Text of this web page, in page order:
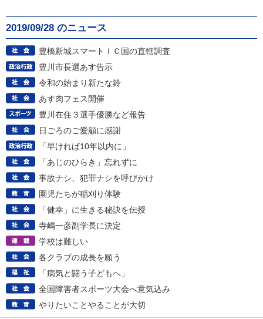
2019/09/28 のニュース
豊橋新城スマートＩＣ国の直轄調査
豊川市長選あす告示
令和の始まり新たな鈴
あす肉フェス開催
豊川在住３選手優勝など報告
日ごろのご愛顧に感謝
「早ければ10年以内に」
「あじのひらき」忘れずに
事故ナシ、犯罪ナシを呼びかけ
園児たちが稲刈り体験
「健幸」に生きる秘訣を伝授
寺嶋一彦副学長に決定
学校は難しい
各クラブの成長を願う
「病気と闘う子どもへ」
全国障害者スポーツ大会へ意気込み
やりたいことやることが大切